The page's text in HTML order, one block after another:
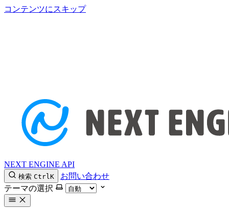
コンテンツにスキップ
NEXT ENGINE API
検索 CtrlK
お問い合わせ
テーマの選択